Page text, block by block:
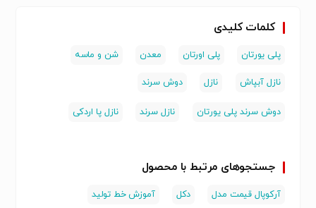
کلمات کلیدی
پلی یورتان پلی اورتان معدن شن و ماسه
نازل آبپاش نازل دوش سرند
دوش سرند پلی یورتان نازل سرند نازل پا اردکی
جستجوهای مرتبط با محصول
آرکوپال قیمت مدل دکل آموزش خط تولید